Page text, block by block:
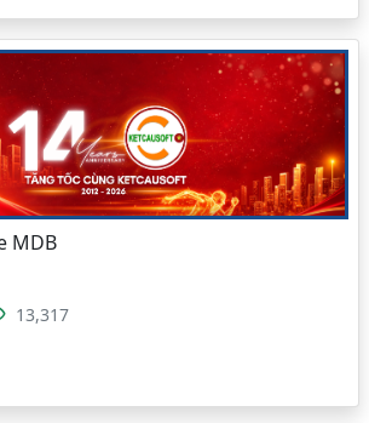
MDB
13,317